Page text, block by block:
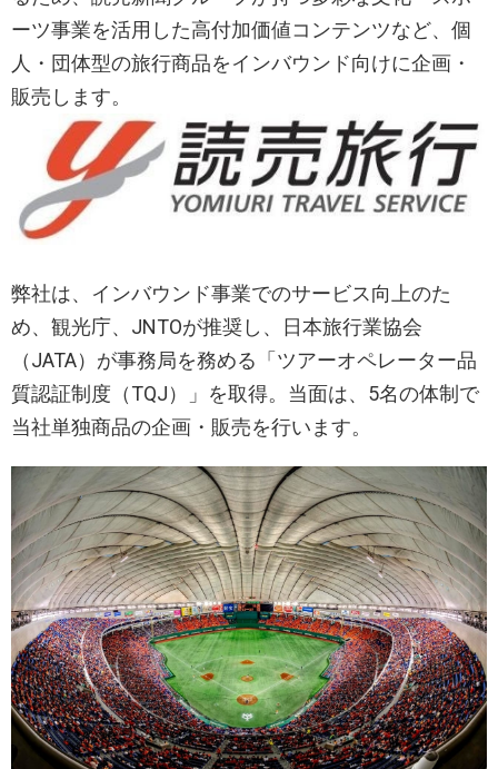
ーツ事業を活用した高付加価値コンテンツなど、個
人・団体型の旅行商品をインバウンド向けに企画・
販売します。
弊社は、インバウンド事業でのサービス向上のた
め、観光庁、JNTOが推奨し、日本旅行業協会
（JATA）が事務局を務める「ツアーオペレーター品
質認証制度（TQJ）」を取得。当面は、5名の体制で
当社単独商品の企画・販売を行います。